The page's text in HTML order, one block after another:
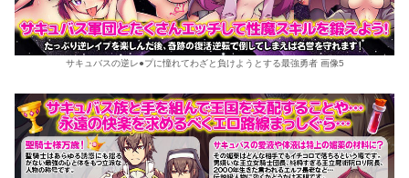
サキュバスの逆レ●プに憧れてわざと負けようとする最強勇者 画像5